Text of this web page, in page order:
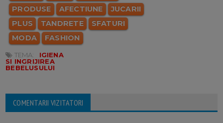
PRODUSE
AFECTIUNE
JUCARII
PLUS
TANDRETE
SFATURI
MODA
FASHION
TEMA:
IGIENA
SI INGRIJIREA
BEBELUSULUI
COMENTARII VIZITATORI